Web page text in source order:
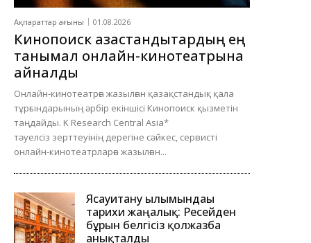
Ақпараттар ағыны 01.08.2026
Кинопоиск қазақстандықтардың ең
танымал онлайн-кинотеатрына
айналды
Онлайн-кинотеатрға жазылған қазақстандық қала
тұрғындарының әрбір екіншісі Кинопоиск қызметін
таңдайды. K Research Central Asia*
тәуелсіз зерттеуінің дерегіне сәйкес, сервисті
онлайн-кинотеатрларға жазылған...
Ясауитану ғылымындағы
тарихи жаңалық: Ресейден
бұрын белгісіз қолжазба
анықталды